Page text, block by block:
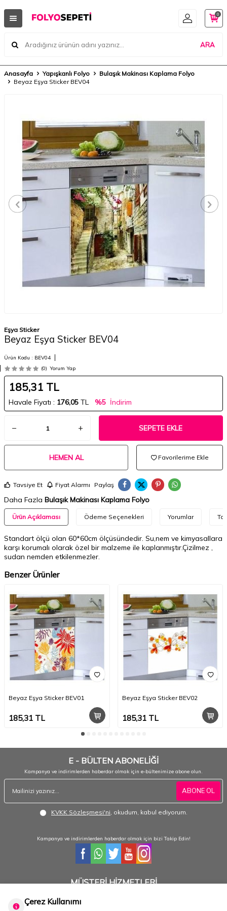
ARA
0
Anasayfa Yapışkanlı Folyo
Bulaşık Makinası Kaplama Folyo
Beyaz Eşya Sticker BEV04
Eşya Sticker
Beyaz Eşya Sticker BEV04
Ürün Kodu : BEV04
(0) Yorum Yap
185,31 TL
Havale Fiyatı : 176,05 TL %5 İndirim
SEPETE EKLE
HEMEN AL Favorilerime Ekle
Tavsiye Et Fiyat Alarmı Paylaş
Daha Fazla Bulaşık Makinası Kaplama Folyo
Ürün Açıklaması Ödeme Seçenekleri Yorumlar
Standart ölçü olan 60*60cm ölçüsündedir. Su,nem ve kimyasallara
karşı korumalı olarak özel bir malzeme ile kaplanmıştır.Çizilmez ,
sudan nemden etkilenmezler.
Benzer Ürünler
Beyaz Eşya Sticker BEV01
185,31 TL
Beyaz Eşya Sticker BEV02
185,31TL
E - BÜLTEN ABONELİĞİ
Kampanya ve indirimlerden haberdar olmak için e-bültenimize abone olun.
ABONE OL
KVKK Sözleşmesi'ni , okudum, kabul ediyorum.
Kampanya ve indirimlerden haberdar olmak için bizi Takip Edin!
MÜŞTERİ HİZMETLERİ
siparişleriniz için ulaşabilirsiniz.
Çerez Kullanımı